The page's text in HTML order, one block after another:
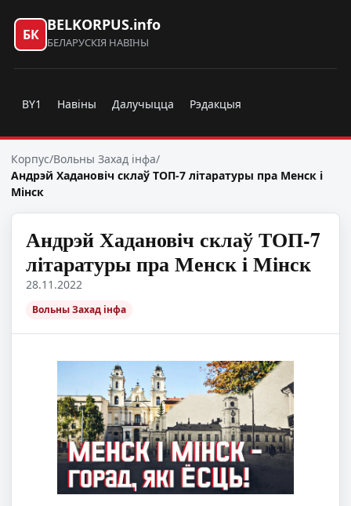
БК
BELKORPUS.info
БЕЛАРУСКІЯ НАВІНЫ
BY1 Навіны Далучыцца Рэдакцыя
Корпус/Вольны Захад інфа/
Андрэй Хадановіч склаў ТОП-7 літаратуры пра Менск і
Мінск
Андрэй Хадановіч склаў ТОП-7
літаратуры пра Менск і Мінск
28.11.2022
Вольны Захад інфа